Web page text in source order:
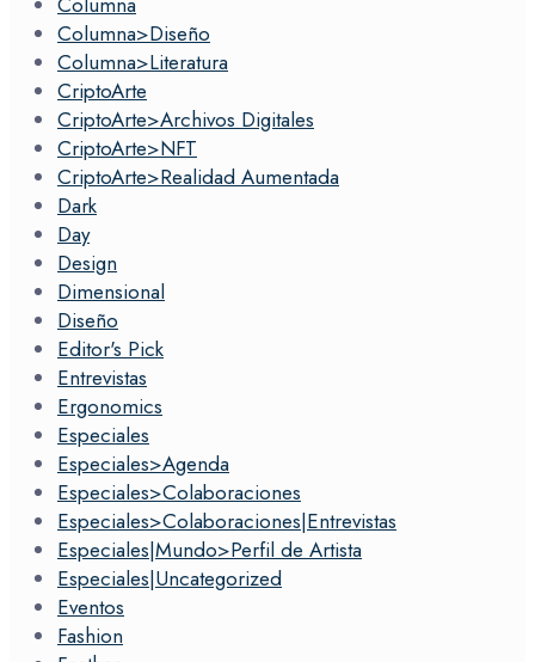
Columna>Diseño
Columna>Literatura
CriptoArte
CriptoArte>Archivos Digitales
CriptoArte>NFT
CriptoArte>Realidad Aumentada
Dark
Day
Design
Dimensional
Diseño
Editor's Pick
Entrevistas
Ergonomics
Especiales
Especiales>Agenda
Especiales>Colaboraciones
Especiales>Colaboraciones|Entrevistas
Especiales|Mundo>Perfil de Artista
Especiales|Uncategorized
Eventos
Fashion